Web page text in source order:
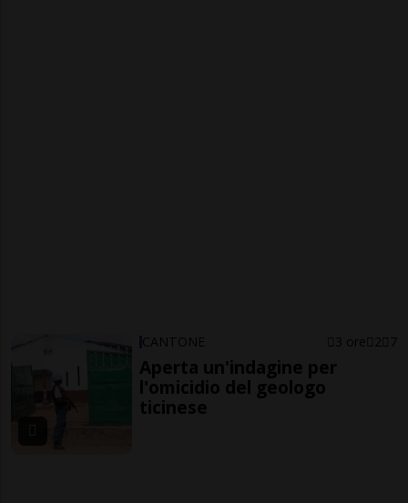
CANTONE 3 ore 2 7
Aperta un'indagine per
l'omicidio del geologo
ticinese